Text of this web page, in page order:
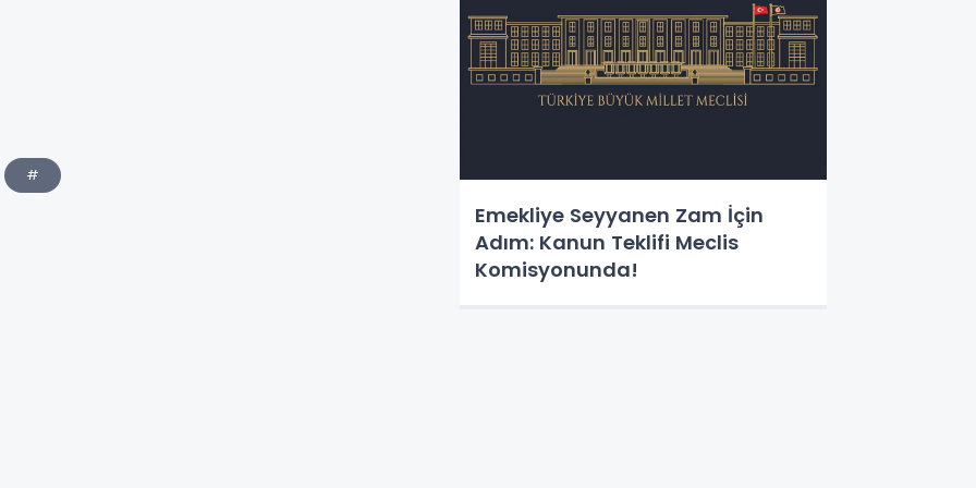
#
Emekliye Seyyanen Zam İçin
Adım: Kanun Teklifi Meclis
Komisyonunda!